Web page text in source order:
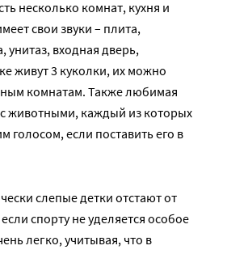
несколько комнат, кухня и
свои звуки – плита,
унитаз, входная дверь,
живут 3 куколки, их можно
комнатам. Также любимая
животными, каждый из которых
голосом, если поставить его в
слепые детки отстают от
спорту не уделяется особое
легко, учитывая, что в